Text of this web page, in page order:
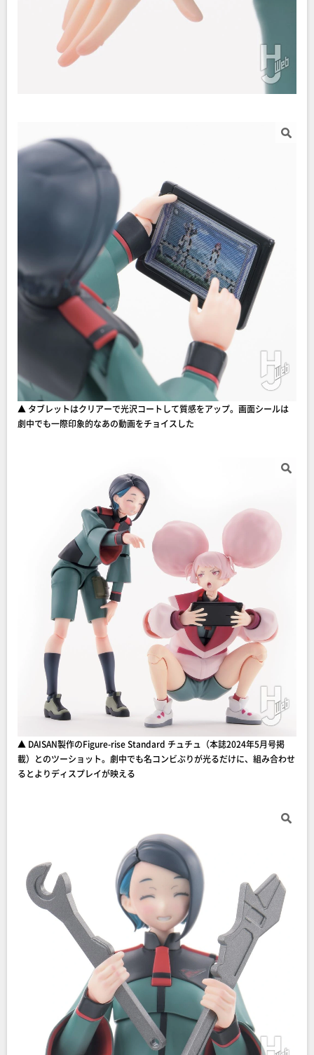
▲ タブレットはクリアーで光沢コートして質感をアップ。画面シールは
劇中でも一際印象的なあの動画をチョイスした
▲ DAISAN製作のFigure-rise Standard チュチュ（本誌2024年5月号掲
載）とのツーショット。劇中でも名コンビぶりが光るだけに、組み合わせ
るとよりディスプレイが映える